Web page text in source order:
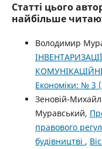
Статті цього
найбільше
Володимир
Економіки: № 3
Зеновій-
Муравський,
правового
будівництві ,